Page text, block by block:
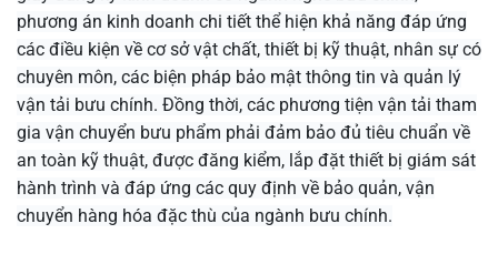
phương án kinh doanh chi tiết thể hiện khả năng đáp ứng
các điều kiện về cơ sở vật chất, thiết bị kỹ thuật, nhân sự có
chuyên môn, các biện pháp bảo mật thông tin và quản lý
vận tải bưu chính. Đồng thời, các phương tiện vận tải tham
gia vận chuyển bưu phẩm phải đảm bảo đủ tiêu chuẩn về
an toàn kỹ thuật, được đăng kiểm, lắp đặt thiết bị giám sát
hành trình và đáp ứng các quy định về bảo quản, vận
chuyển hàng hóa đặc thù của ngành bưu chính.